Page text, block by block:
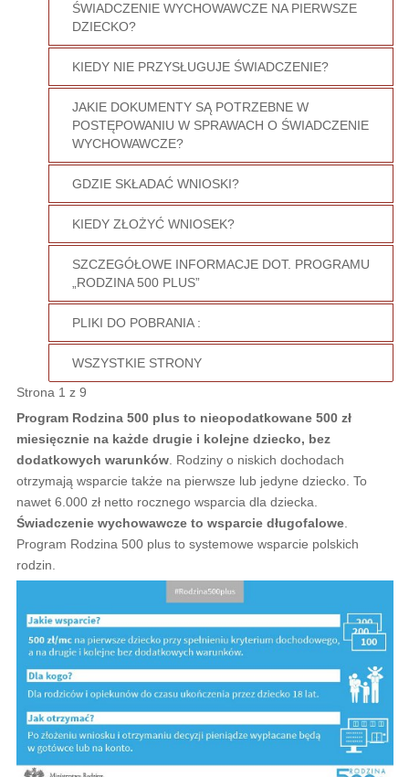
ŚWIADCZENIE WYCHOWAWCZE NA PIERWSZE
DZIECKO?
KIEDY NIE PRZYSŁUGUJE ŚWIADCZENIE?
JAKIE DOKUMENTY SĄ POTRZEBNE W
POSTĘPOWANIU W SPRAWACH O ŚWIADCZENIE
WYCHOWAWCZE?
GDZIE SKŁADAĆ WNIOSKI?
KIEDY ZŁOŻYĆ WNIOSEK?
SZCZEGÓŁOWE INFORMACJE DOT. PROGRAMU
„RODZINA 500 PLUS”
PLIKI DO POBRANIA :
WSZYSTKIE STRONY
Strona 1 z 9
Program Rodzina 500 plus to nieopodatkowane 500 zł
miesięcznie na każde drugie i kolejne dziecko, bez
dodatkowych warunków. Rodziny o niskich dochodach
otrzymają wsparcie także na pierwsze lub jedyne dziecko. To
nawet 6.000 zł netto rocznego wsparcia dla dziecka.
Świadczenie wychowawcze to wsparcie długofalowe.
Program Rodzina 500 plus to systemowe wsparcie polskich
rodzin.